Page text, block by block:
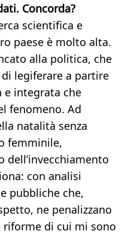
Concorda?
scientifica e
paese è molto alta.
alla politica, che
legiferare a partire
e integrata che
fenomeno. Ad
natalità senza
femminile,
dell’invecchiamento
con analisi
pubbliche che,
ne penalizzano
riforme di cui mi sono